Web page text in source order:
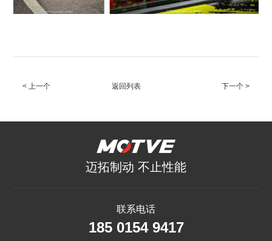
< 上一个 返回列表 下一个 >
迈拓制动 不止性能
联系电话
185 0154 9417